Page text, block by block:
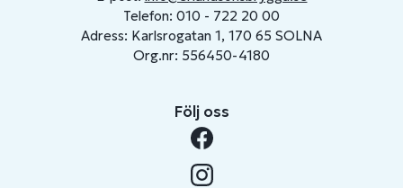
Telefon: 010 - 722 20 00
Adress: Karlsrogatan 1, 170 65 SOLNA
Org.nr: 556450-4180
Följ oss